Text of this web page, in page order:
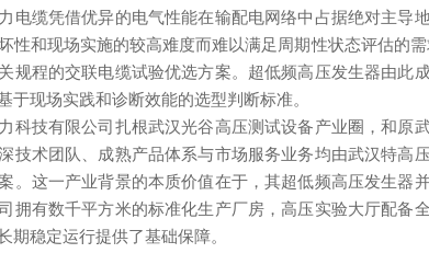
电缆凭借优异的电气性能在输配电网络中占据绝对主
性和现场实施的较高难度而难以满足周期性状态评估的
规程的交联电缆试验优选方案。超低频高压发生器由
于现场实践和诊断效能的选型判断标准。
科技有限公司扎根武汉光谷高压测试设备产业圈，和
技术团队、成熟产品体系与市场服务业务均由武汉特
。这一产业背景的本质价值在于，其超低频高压发生
拥有数千平方米的标准化生产厂房，高压实验大厅配
期稳定运行提供了基础保障。